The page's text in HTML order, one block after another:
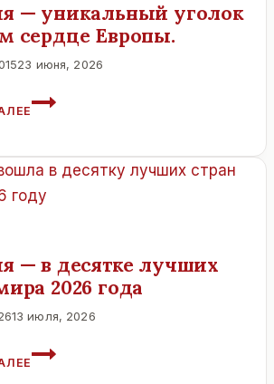
— уникальный уголок
сердце Европы.
23 июня, 2026
АВСТРИЯ
УГОЛОК
В
САМОМ
— в десятке лучших
2026 года
13 июля, 2026
АВСТРИЯ